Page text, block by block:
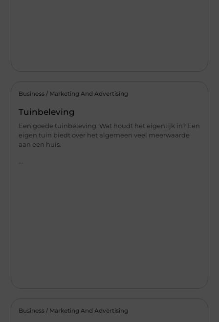
Business / Marketing And Advertising
Tuinbeleving
Een goede tuinbeleving. Wat houdt het eigenlijk in? Een
eigen tuin biedt over het algemeen veel meerwaarde
aan een huis.
Business / Marketing And Advertising